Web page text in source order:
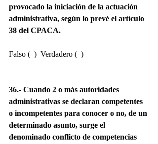
provocado la iniciación de la actuación
administrativa, según lo prevé el artículo
38 del CPACA.
Falso (  )  Verdadero (  )
36.- Cuando 2 o más autoridades
administrativas se declaran competentes
o incompetentes para conocer o no, de un
determinado asunto, surge el
denominado conflicto de competencias